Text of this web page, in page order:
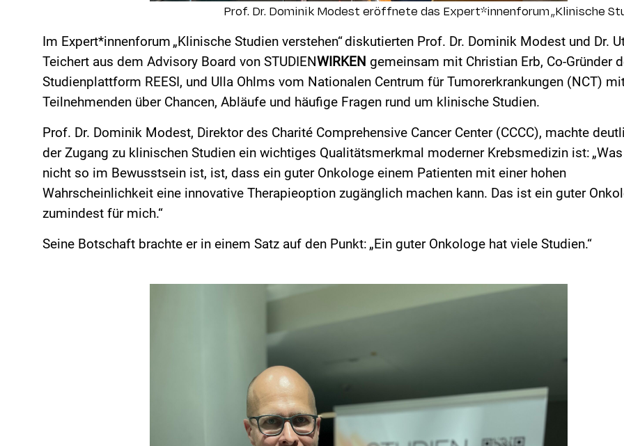
Prof. Dr. Dominik Modest eröffnete das Expert*innenforum„Klinische
Im Expert*innenforum „Klinische Studien verstehen“ diskutierten Prof. Dr. Dominik Modest und Dr.
Teichert aus dem Advisory Board von STUDIENWIRKEN gemeinsam mit Christian Erb, Co-Gründer
Studienplattform REESI, und Ulla Ohlms vom Nationalen Centrum für Tumorerkrankungen (NCT)
Teilnehmenden über Chancen, Abläufe und häufige Fragen rund um klinische Studien.
Prof. Dr. Dominik Modest, Direktor des Charité ComprehensiveCancer Center (CCCC), machte
der Zugang zu klinischen Studien ein wichtiges Qualitätsmerkmal moderner Krebsmedizin ist:
nicht so im Bewusstsein ist, ist, dass ein guter Onkologe einem Patienten mit einer hohen
Wahrscheinlichkeit eine innovative Therapieoption zugänglich machen kann. Das ist ein guter
zumindest für mich.“
Seine Botschaft brachte er in einem Satz auf den Punkt: „Ein guter Onkologe hat viele Studien.“